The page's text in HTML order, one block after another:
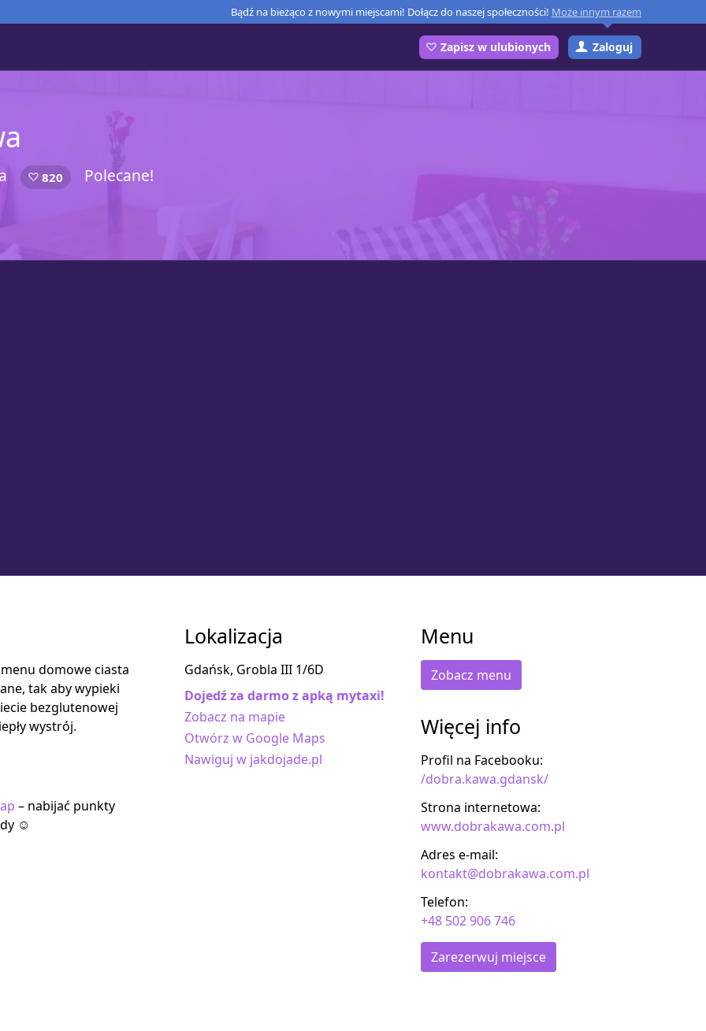
Bądź na bieżąco z nowymi miejscami! Dołącz do naszej społeczności! Może innym razem
Zaloguj
820 Polecane!
domowe ciasta
tak aby wypieki
bezglutenowej
wystrój.
– nabijać punkty
☺
Lokalizacja
Gdańsk, Grobla III 1/6D
Dojedź za darmo z apką mytaxi!
Zobacz na mapie
Otwórz w Google Maps
Nawiguj w jakdojade.pl
Menu
Zobacz menu
Więcej info
Profil na Facebooku:
/dobra.kawa.gdansk/
Strona internetowa:
www.dobrakawa.com.pl
Adres e-mail:
kontakt@dobrakawa.com.pl
Telefon:
+48 502 906 746
Zarezerwuj miejsce